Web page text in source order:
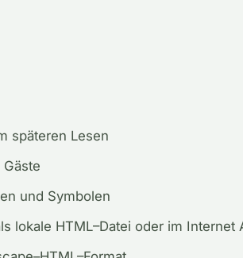
späteren Lesen
Gäste
und Symbolen
lokale HTML–Datei oder im Internet